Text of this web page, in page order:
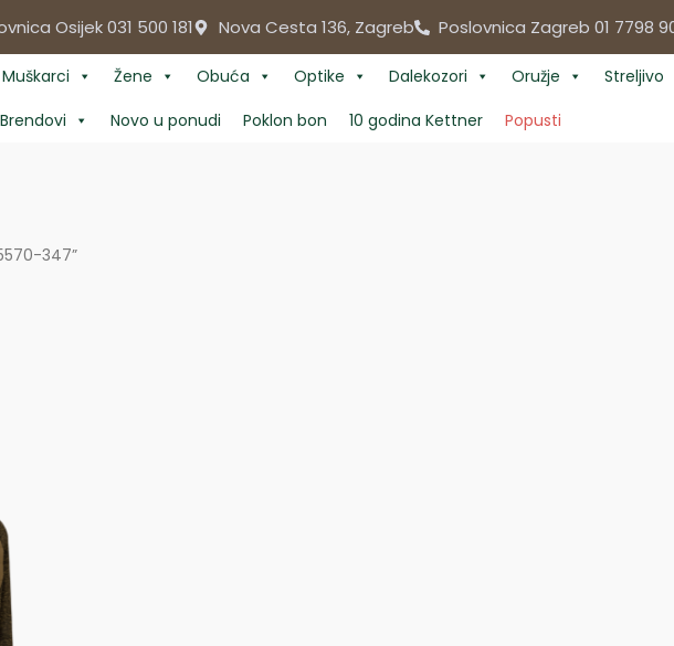
Osijek 031 500 181 Nova Cesta 136, Zagreb Poslovnica Zagreb 01 7798
Muškarci Žene Obuća Optike Dalekozori Oružje Streljivo
Brendovi Novo u ponudi Poklon bon 10 godina Kettner Popusti
347”